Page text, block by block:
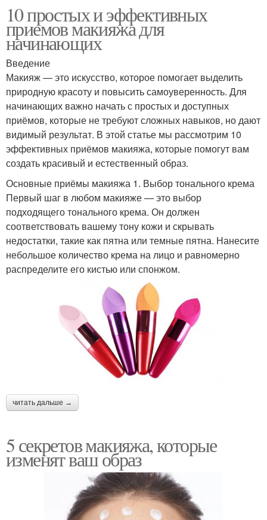
10 простых и эффективных
приемов макияжа для
начинающих
Введение
Макияж — это искусство, которое помогает выделить
природную красоту и повысить самоуверенность. Для
начинающих важно начать с простых и доступных
приёмов, которые не требуют сложных навыков, но дают
видимый результат. В этой статье мы рассмотрим 10
эффективных приёмов макияжа, которые помогут вам
создать красивый и естественный образ.
Основные приёмы макияжа 1. Выбор тонального крема
Первый шаг в любом макияже — это выбор
подходящего тонального крема. Он должен
соответствовать вашему тону кожи и скрывать
недостатки, такие как пятна или темные пятна. Нанесите
небольшое количество крема на лицо и равномерно
распределите его кистью или спонжом.
читать дальше →
5 секретов макияжа, которые
изменят ваш образ